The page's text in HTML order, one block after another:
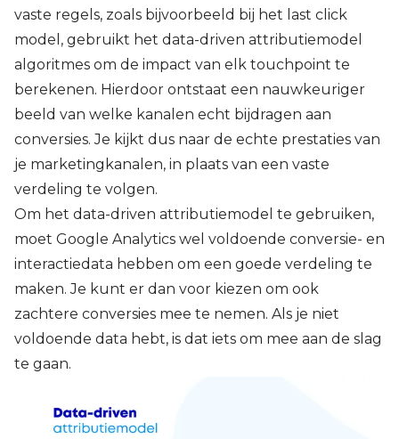
vaste regels, zoals bijvoorbeeld bij het last click
model, gebruikt het data-driven attributiemodel
algoritmes om de impact van elk touchpoint te
berekenen. Hierdoor ontstaat een nauwkeuriger
beeld van welke kanalen echt bijdragen aan
conversies. Je kijkt dus naar de echte prestaties van
je marketingkanalen, in plaats van een vaste
verdeling te volgen.
Om het data-driven attributiemodel te gebruiken,
moet Google Analytics wel voldoende conversie- en
interactiedata hebben om een goede verdeling te
maken. Je kunt er dan voor kiezen om ook
zachtere conversies mee te nemen. Als je niet
voldoende data hebt, is dat iets om mee aan de slag
te gaan.